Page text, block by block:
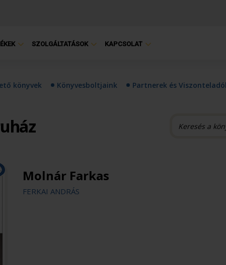
SZOLGÁLTATÁSOK KAPCSOLAT
könyvek Könyvesboltjaink Partnerek és
Molnár Farkas
FERKAI ANDRÁS